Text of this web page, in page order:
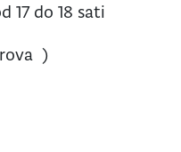
17 do 18 sati
)